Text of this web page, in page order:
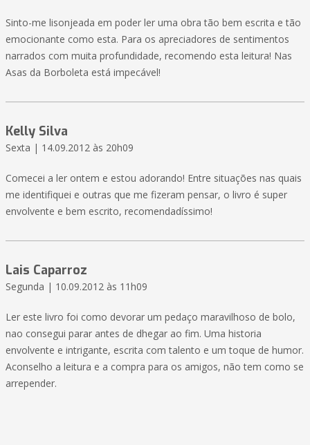
Sinto-me lisonjeada em poder ler uma obra tão bem escrita e tão
emocionante como esta. Para os apreciadores de sentimentos
narrados com muita profundidade, recomendo esta leitura! Nas
Asas da Borboleta está impecável!
Kelly Silva
Sexta | 14.09.2012 às 20h09
Comecei a ler ontem e estou adorando! Entre situações nas quais
me identifiquei e outras que me fizeram pensar, o livro é super
envolvente e bem escrito, recomendadíssimo!
Lais Caparroz
Segunda | 10.09.2012 às 11h09
Ler este livro foi como devorar um pedaço maravilhoso de bolo,
nao consegui parar antes de dhegar ao fim. Uma historia
envolvente e intrigante, escrita com talento e um toque de humor.
Aconselho a leitura e a compra para os amigos, não tem como se
arrepender.